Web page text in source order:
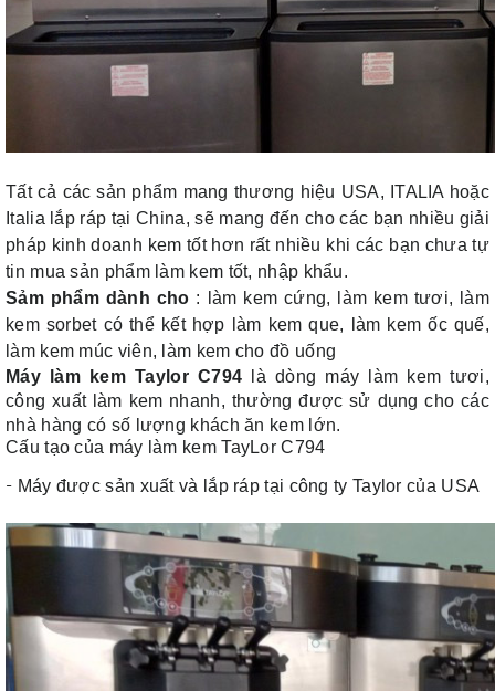
Tất cả các sản phẩm mang thương hiệu USA, ITALIA hoặc
Italia lắp ráp tại China, sẽ mang đến cho các bạn nhiều giải
pháp kinh doanh kem tốt hơn rất nhiều khi các bạn chưa tự
tin mua sản phẩm làm kem tốt, nhập khẩu.
Sảm phẩm dành cho : làm kem cứng, làm kem tươi, làm
kem sorbet có thể kết hợp làm kem que, làm kem ốc quế,
làm kem múc viên, làm kem cho đồ uống
Máy làm kem Taylor C794 là dòng máy làm kem tươi,
công xuất làm kem nhanh, thường được sử dụng cho các
nhà hàng có số lượng khách ăn kem lớn.
Cấu tạo của máy làm kem TayLor C794
- Máy được sản xuất và lắp ráp tại công ty Taylor của USA